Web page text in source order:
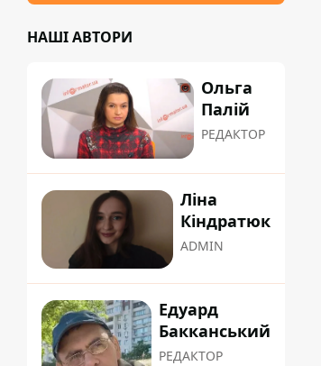
НАШІ АВТОРИ
Ольга
Палій
РЕДАКТОР
Ліна
Кіндратюк
ADMIN
Едуард
Бакканський
РЕДАКТОР